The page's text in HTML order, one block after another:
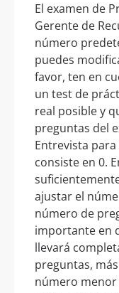
El examen de
Gerente de
número
puedes
favor, ten en
un test de
real posible y
preguntas del
Entrevista
consiste en 0.
ajustar el
número de
importante en
llevará
preguntas,
número